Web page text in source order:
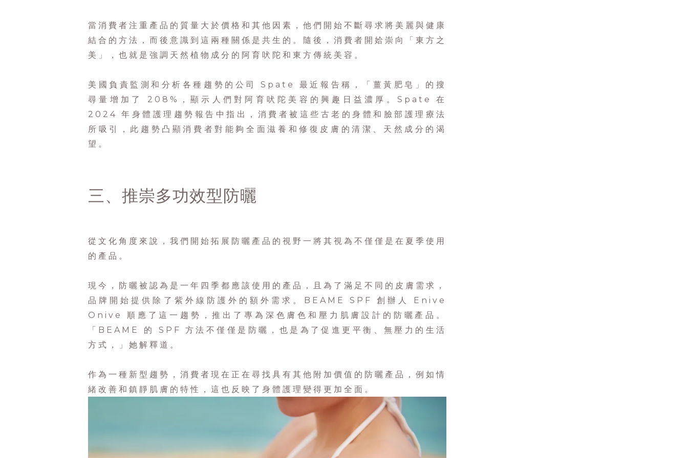
當消費者注重產品的質量大於價格和其他因素，他們開始不斷尋求將美麗與健康
結合的方法，而後意識到這兩種關係是共生的。隨後，消費者開姶崇向「東方之
美」，也就是強調天然植物成分的阿育吠陀和東方傳統美容。
美國負責監測和分析各種趨勢的公司 Spate 最近報告稱，「薑黃肥皂」的搜
尋量增加了 208%，顯示人們對阿育吠陀美容的興趣日益濃厚。Spate 在
2024 年身體護理趨勢報告中指出，消費者被這些古老的身體和臉部護理療法
所吸引，此趨勢凸顯消費者對能夠全面滋養和修復皮膚的清潔、天然成分的渴
望。
三、推崇多功效型防曬
從文化角度來說，我們開始拓展防曬產品的視野一將其視為不僅僅是在夏季使用
的產品。
現今，防曬被認為是一年四季都應該使用的產品，且為了滿足不同的皮膚需求，
品牌開始提供除了紫外線防護外的額外需求。BEAME SPF 創辦人 Enive
Onive 順應了這一趨勢，推出了專為深色膚色和壓力肌膚設計的防曬產品。
「BEAME 的 SPF 方法不僅僅是防曬，也是為了促進更平衡、無壓力的生活
方式，」她解釋道。
作為一種新型趨勢，消費者現在正在尋找具有其他附加價值的防曬產品，例如情
緒改善和鎮靜肌膚的特性，這也反映了身體護理變得更加全面。